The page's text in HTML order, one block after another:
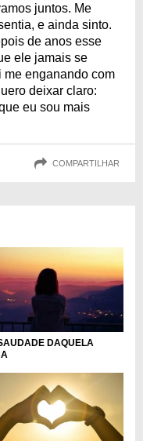
juntos. Me
e ainda sinto.
de anos esse
ele jamais se
me enganando com
deixar claro:
eu sou mais
COMPARTILHAR
DAQUELA